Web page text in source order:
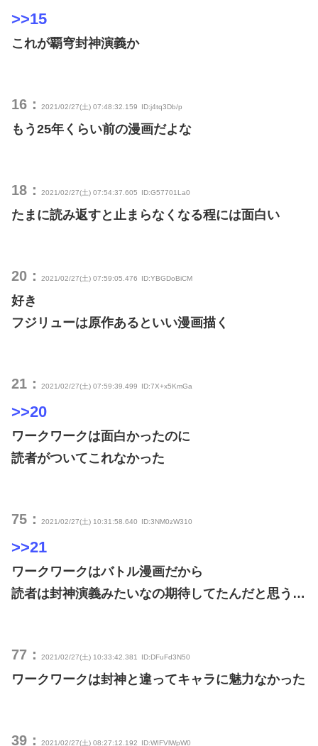
>>15
これが覇穹封神演義か
16： 2021/02/27(土) 07:48:32.159 ID:j4tq3Db/p
もう25年くらい前の漫画だよな
18： 2021/02/27(土) 07:54:37.605 ID:G57701La0
たまに読み返すと止まらなくなる程には面白い
20： 2021/02/27(土) 07:59:05.476 ID:YBGDoBiCM
好き
フジリューは原作あるといい漫画描く
21： 2021/02/27(土) 07:59:39.499 ID:7X+x5KmGa
>>20
ワークワークは面白かったのに
読者がついてこれなかった
75： 2021/02/27(土) 10:31:58.640 ID:3NM0zW310
>>21
ワークワークはバトル漫画だから
読者は封神演義みたいなの期待してたんだと思う…
77： 2021/02/27(土) 10:33:42.381 ID:DFuFd3N50
ワークワークは封神と違ってキャラに魅力なかった
39： 2021/02/27(土) 08:27:12.192 ID:WIFVlWpW0